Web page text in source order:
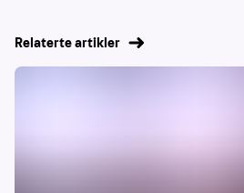
Relaterte artikler